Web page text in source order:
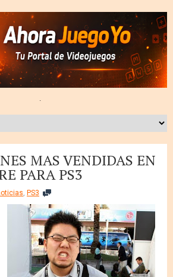
.
MAS VENDIDAS EN
PARA PS3
, PS3